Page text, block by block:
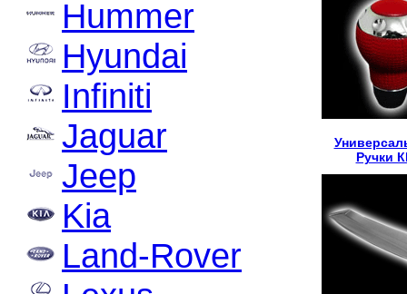
Hummer
Hyundai
Infiniti
Jaguar
Jeep
Kia
Land-Rover
Ручки